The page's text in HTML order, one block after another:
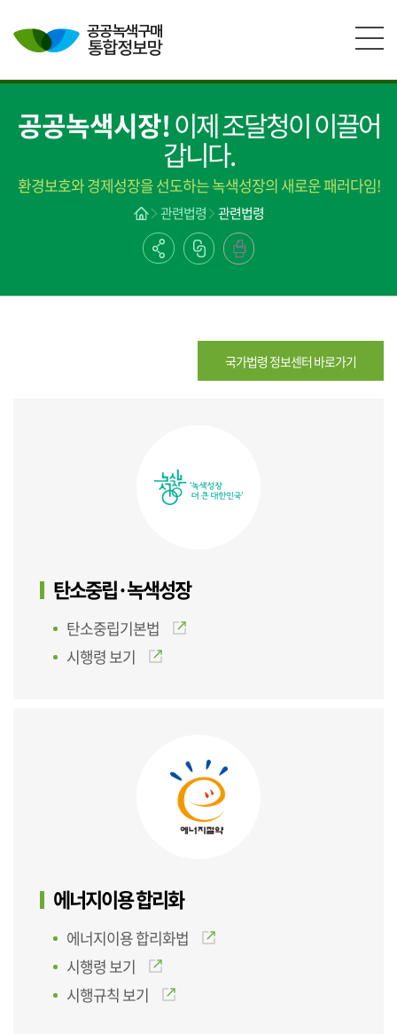
공공녹색시장!이제 조달청이 이끌어
갑니다.
환경보호와 경제성장을 선도하는 녹색성장의 새로운 패러다임!
관련법령 관련법령
국가법령 정보센터 바로가기
탄소중립·녹색성장
탄소중립기본법
시행령 보기
에너지이용 합리화
에너지이용 합리화법
시행령 보기
시행규칙 보기